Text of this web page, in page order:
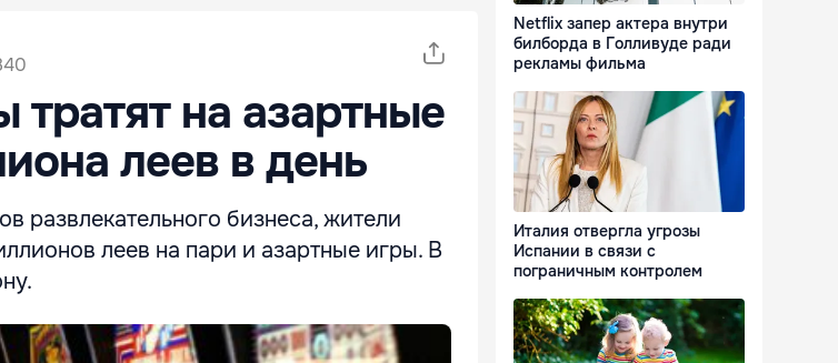
на азартные
леев в день
развлекательного бизнеса, жители
леев на пари и азартные игры. В
Netflix запер актера внутри
билборда в Голливуде ради
рекламы фильма
Италия отвергла угрозы
Испании в связи с
пограничным контролем